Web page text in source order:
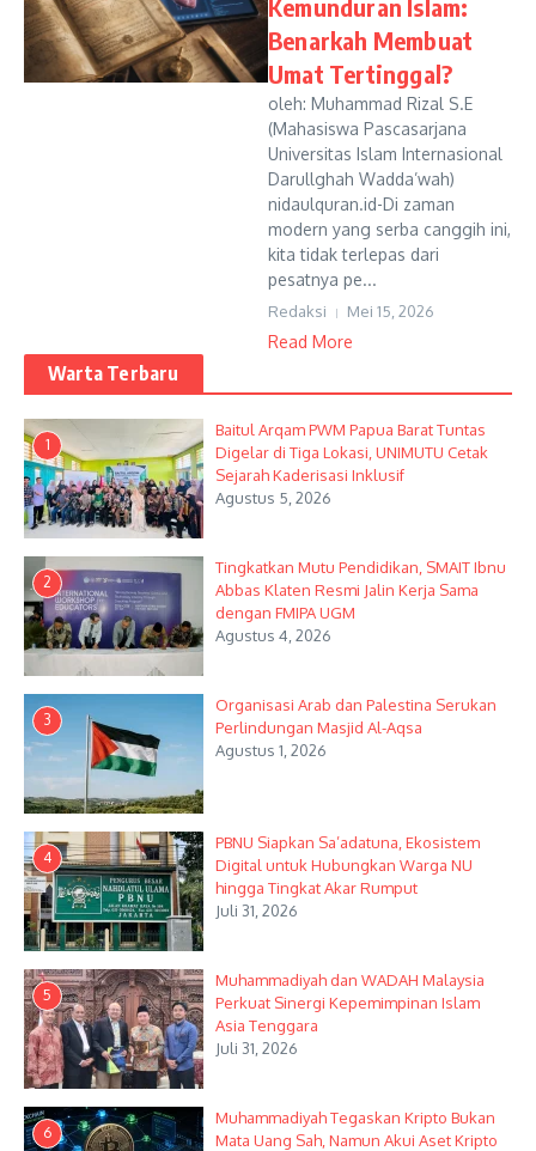
Kemunduran Islam:
Benarkah Membuat
Umat Tertinggal?
oleh: Muhammad Rizal S.E
(Mahasiswa Pascasarjana
Universitas Islam Internasional
Darullghah Wadda’wah)
nidaulquran.id-Di zaman
modern yang serba canggih ini,
kita tidak terlepas dari
pesatnya pe...
Redaksi Mei 15, 2026
Read More
Warta Terbaru
1
Baitul Arqam PWM Papua Barat Tuntas
Digelar di Tiga Lokasi, UNIMUTU Cetak
Sejarah Kaderisasi Inklusif
Agustus 5, 2026
2
Tingkatkan Mutu Pendidikan, SMAIT Ibnu
Abbas Klaten Resmi Jalin Kerja Sama
dengan FMIPA UGM
Agustus 4, 2026
3
Organisasi Arab dan Palestina Serukan
Perlindungan Masjid Al-Aqsa
Agustus 1, 2026
4
PBNU Siapkan Sa’adatuna, Ekosistem
Digital untuk Hubungkan Warga NU
hingga Tingkat Akar Rumput
Juli 31, 2026
5
Muhammadiyah dan WADAH Malaysia
Perkuat Sinergi Kepemimpinan Islam
Asia Tenggara
Juli 31, 2026
6
Muhammadiyah Tegaskan Kripto Bukan
Mata Uang Sah, Namun Akui Aset Kripto